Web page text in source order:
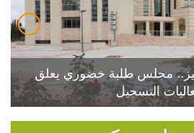
مجلس طلبة خضوري يعلق
التسجيل